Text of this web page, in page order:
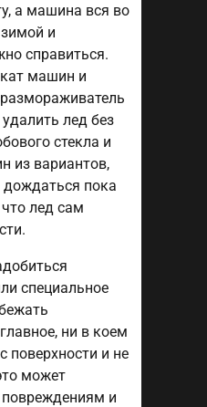
а машина вся во
и
справиться.
машин и
лед без
стекла и
из вариантов,
дождаться пока
что лед сам
специальное
ни в коем
поверхности и не
может
и